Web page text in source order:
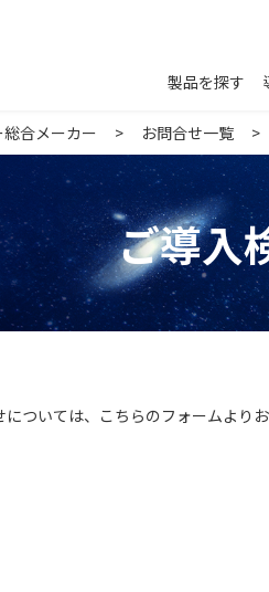
製品を探す
合メーカー お問合せ一覧
ご導入
については、こちらのフォームよ